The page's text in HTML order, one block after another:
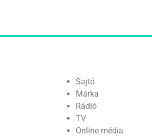
Sajtó
Márka
Rádió
TV
Online média